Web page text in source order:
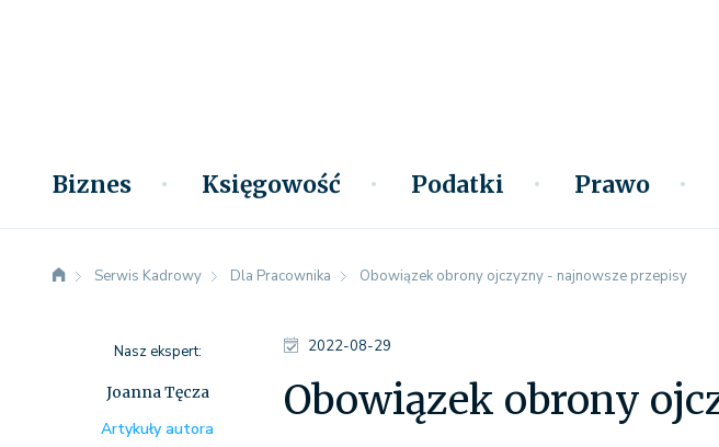
Biznes Księgowość Podatki Prawo
Serwis Kadrowy Dla Pracownika Obowiązek obrony ojczyzny - najnowsze przepisy
2022-08-29
Obowiązek obrony
Nasz ekspert:
Joanna Tęcza
Artykuły autora